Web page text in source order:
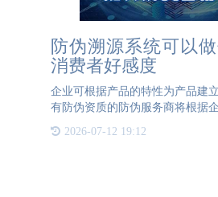
防伪溯源系统可以
消费者好感度
企业可根据产品的特性为产品建
有防伪资质的防伪服务商将根据
源解决方案，通过对产品全周期
生产原材料到销售的全程可追溯
2026-07-12 19:12